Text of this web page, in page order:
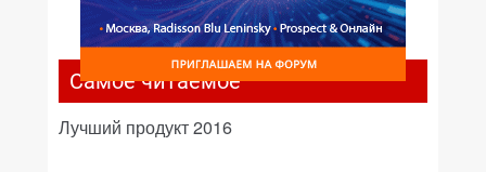
Самое читаемое
Лучший продукт 2016